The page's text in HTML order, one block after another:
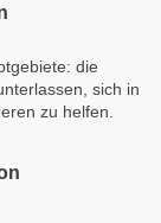
die
sich in
zu helfen.